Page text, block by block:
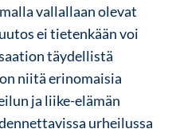
vallallaan olevat
ei tietenkään voi
täydellistä
niitä erinomaisia
ja liike-elämän
urheilussa